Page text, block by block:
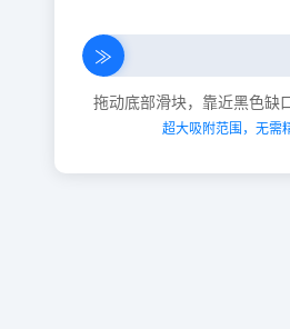
≫
拖动底部滑块，靠近黑色缺
超大吸附范围，无需